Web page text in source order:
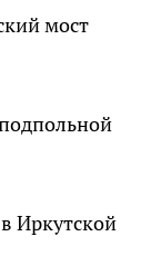
мост
Иркутской